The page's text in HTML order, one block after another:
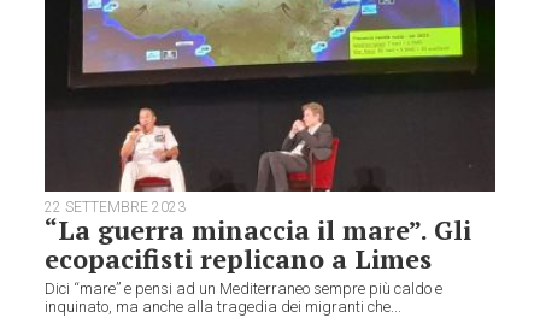
22 SETTEMBRE 2023
“La guerra minaccia il mare”. Gli
ecopacifisti replicano a Limes
Dici “mare” e pensi ad un Mediterraneo sempre più caldo e
inquinato, ma anche alla tragedia dei migranti che...